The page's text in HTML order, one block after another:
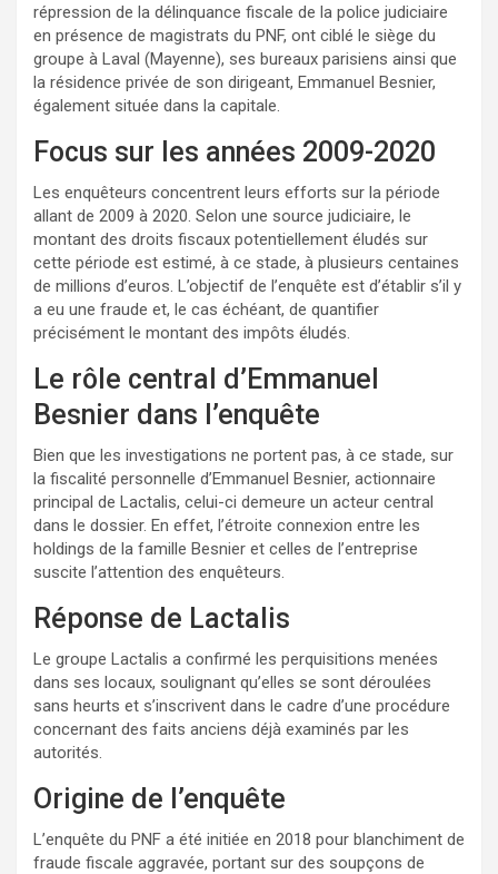
répression de la délinquance fiscale de la police judiciaire
en présence de magistrats du PNF, ont ciblé le siège du
groupe à Laval (Mayenne), ses bureaux parisiens ainsi que
la résidence privée de son dirigeant, Emmanuel Besnier,
également située dans la capitale.
Focus sur les années 2009-2020
Les enquêteurs concentrent leurs efforts sur la période
allant de 2009 à 2020. Selon une source judiciaire, le
montant des droits fiscaux potentiellement éludés sur
cette période est estimé, à ce stade, à plusieurs centaines
de millions d’euros. L’objectif de l’enquête est d’établir s’il y
a eu une fraude et, le cas échéant, de quantifier
précisément le montant des impôts éludés.
Le rôle central d’Emmanuel
Besnier dans l’enquête
Bien que les investigations ne portent pas, à ce stade, sur
la fiscalité personnelle d’Emmanuel Besnier, actionnaire
principal de Lactalis, celui-ci demeure un acteur central
dans le dossier. En effet, l’étroite connexion entre les
holdings de la famille Besnier et celles de l’entreprise
suscite l’attention des enquêteurs.
Réponse de Lactalis
Le groupe Lactalis a confirmé les perquisitions menées
dans ses locaux, soulignant qu’elles se sont déroulées
sans heurts et s’inscrivent dans le cadre d’une procédure
concernant des faits anciens déjà examinés par les
autorités.
Origine de l’enquête
L’enquête du PNF a été initiée en 2018 pour blanchiment de
fraude fiscale aggravée, portant sur des soupçons de